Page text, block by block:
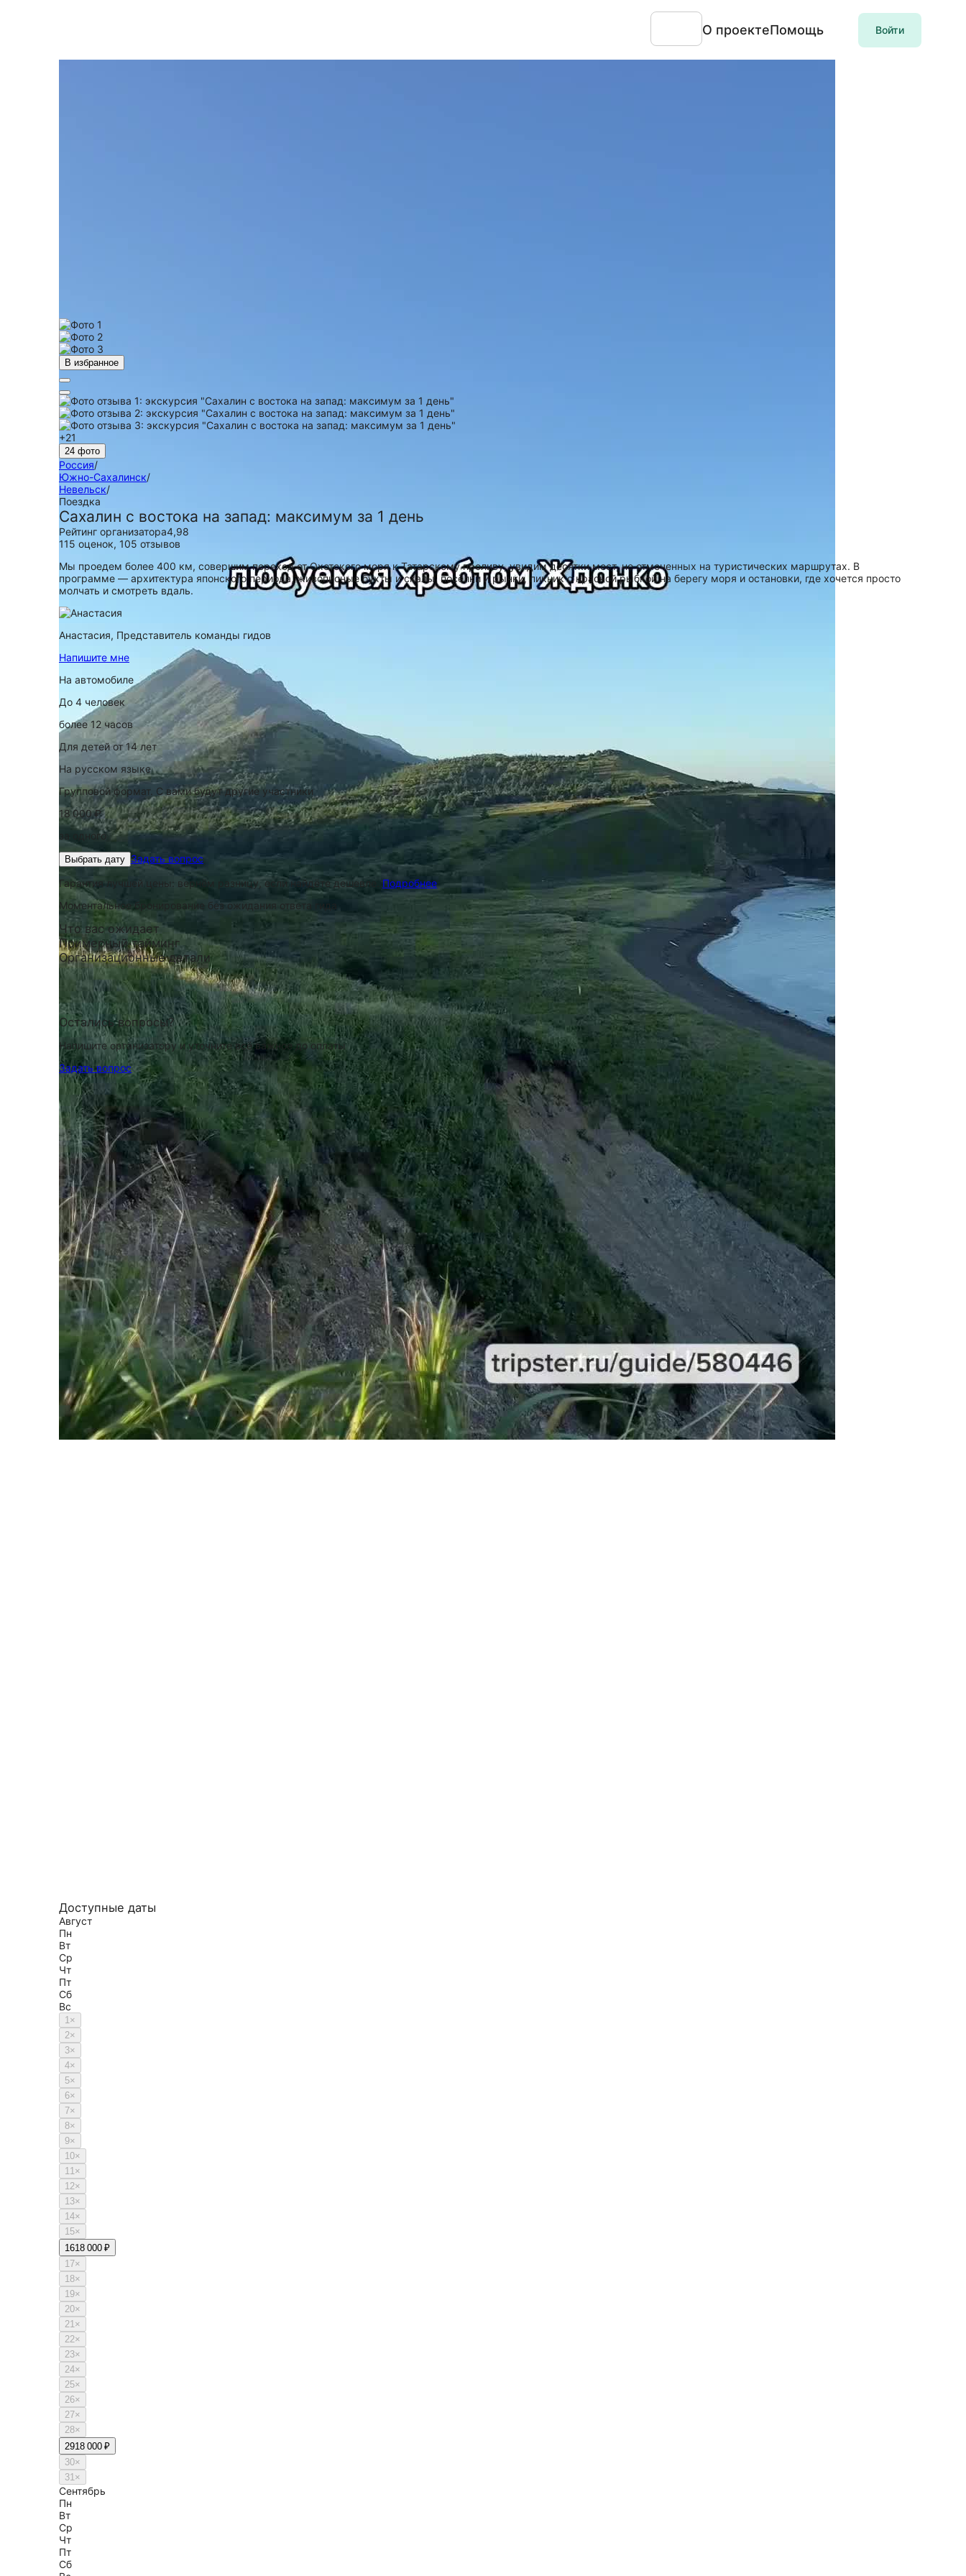
О проектеПомощь Войти
В избранное
+21
24 фото
Россия/
Южно-Сахалинск/
Невельск/
Поездка
Сахалин с востока на запад: максимум за 1 день
Рейтинг организатора4,98
115 оценок, 105 отзывов
Мы проедем более 400 км, совершим переход от Охотского моря к Татарскому проливу, увидим десятки мест, не отмеченных на туристических маршрутах. В
программе — архитектура японского периода, живописные бухты и скалы, посёлки и рынки, пикник с красной рыбкой на берегу моря и остановки, где хочется просто
молчать и смотреть вдаль.
Анастасия, Представитель команды гидов
Напишите мне
На автомобиле
До 4 человек
более 12 часов
Для детей от 14 лет
На русском языке
Групповой формат. С вами будут другие участники
18 000 ₽
за одного
Выбрать дату Задать вопрос
Гарантия лучшей цены: вернём разницу, если найдёте дешевле. Подробнее
Моментальное бронирование без ожидания ответа гида
Что вас ожидает
Примерный тайминг
Организационные детали
Остались вопросы?
Напишите организатору и уточните всё важное до оплаты
Задать вопрос
Доступные даты
Август
Пн
Вт
Ср
Чт
Пт
Сб
Вс
1×
2×
3×
4×
5×
6×
7×
8×
9×
10×
11×
12×
13×
14×
15×
1618 000 ₽
17×
18×
19×
20×
21×
22×
23×
24×
25×
26×
27×
28×
2918 000 ₽
30×
31×
Сентябрь
Пн
Вт
Ср
Чт
Пт
Сб